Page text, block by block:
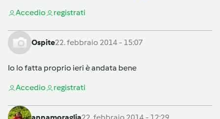
Accedio registrati
Ospite22. febbraio 2014 - 15:07
Io lo fatta proprio ieri è andata bene
Accedio registrati